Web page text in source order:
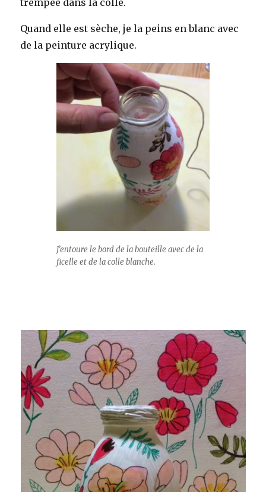
trempée dans la colle.
Quand elle est sèche, je la peins en blanc avec
de la peinture acrylique.
J’entoure le bord de la bouteille avec de la
ficelle et de la colle blanche.